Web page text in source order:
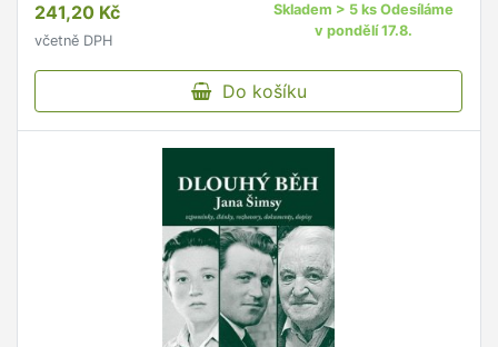
241,20 Kč
včetně DPH
Skladem > 5 ks Odesíláme
v pondělí 17.8.
Do košíku